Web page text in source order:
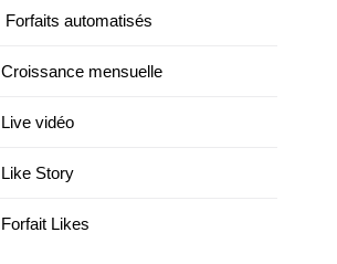
Forfaits automatisés
Croissance mensuelle
Live vidéo
Like Story
Forfait Likes